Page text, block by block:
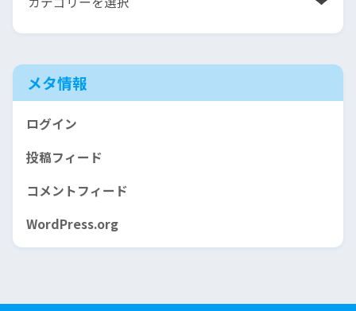
メタ情報
ログイン
投稿フィード
コメントフィード
WordPress.org